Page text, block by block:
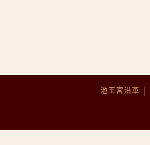
池王宮沿革